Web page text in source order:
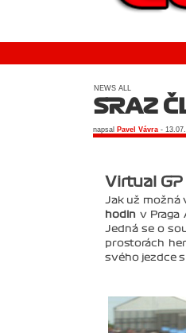
NEWS ALL
SRAZ
napsal Pavel Vávra -
Virtual GP
Jak už možná
hodin v Praga
Jedná se o
prostorách
svého jezdce